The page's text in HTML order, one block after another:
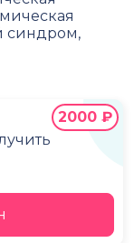
2000 ₽
синдром,